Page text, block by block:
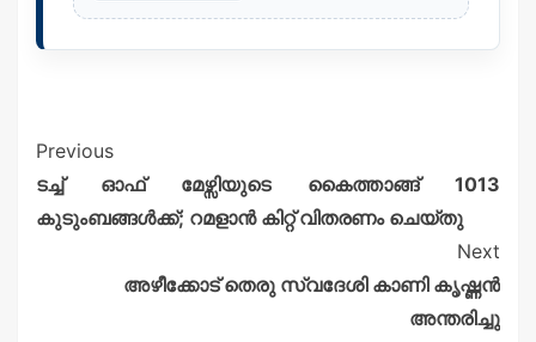
Previous
ടച്ച് ഓഫ് മേഴ്സിയുടെ കൈത്താങ്ങ് 1013
കുടുംബങ്ങൾക്ക്; റമളാൻ കിറ്റ് വിതരണം ചെയ്തു
Next
അഴീക്കോട് തെരു സ്വദേശി കാണി കൃഷ്ണൻ
അന്തരിച്ചു